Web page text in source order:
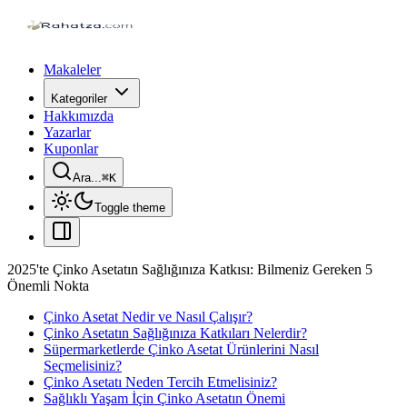
Makaleler
Kategoriler
Hakkımızda
Yazarlar
Kuponlar
Ara...⌘K
Toggle theme
2025'te Çinko Asetatın Sağlığınıza Katkısı: Bilmeniz Gereken 5
Önemli Nokta
Çinko Asetat Nedir ve Nasıl Çalışır?
Çinko Asetatın Sağlığınıza Katkıları Nelerdir?
Süpermarketlerde Çinko Asetat Ürünlerini Nasıl
Seçmelisiniz?
Çinko Asetatı Neden Tercih Etmelisiniz?
Sağlıklı Yaşam İçin Çinko Asetatın Önemi